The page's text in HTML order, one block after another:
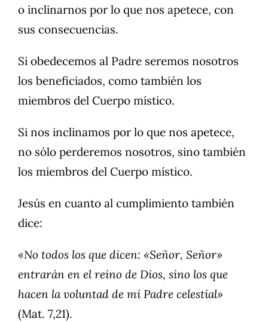
o inclinarnos por lo que nos apetece, con
sus consecuencias.
Si obedecemos al Padre seremos nosotros
los beneficiados, como también los
miembros del Cuerpo místico.
Si nos inclinamos por lo que nos apetece,
no sólo perderemos nosotros, sino también
los miembros del Cuerpo místico.
Jesús en cuanto al cumplimiento también
dice:
«No todos los que dicen: «Señor, Señor»
entrarán en el reino de Dios, sino los que
hacen la voluntad de mi Padre celestial»
(Mat. 7,21).